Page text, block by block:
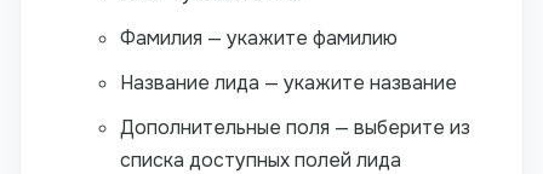
Фамилия — укажите фамилию
Название лида — укажите название
Дополнительные поля — выберите из
списка доступных полей лида